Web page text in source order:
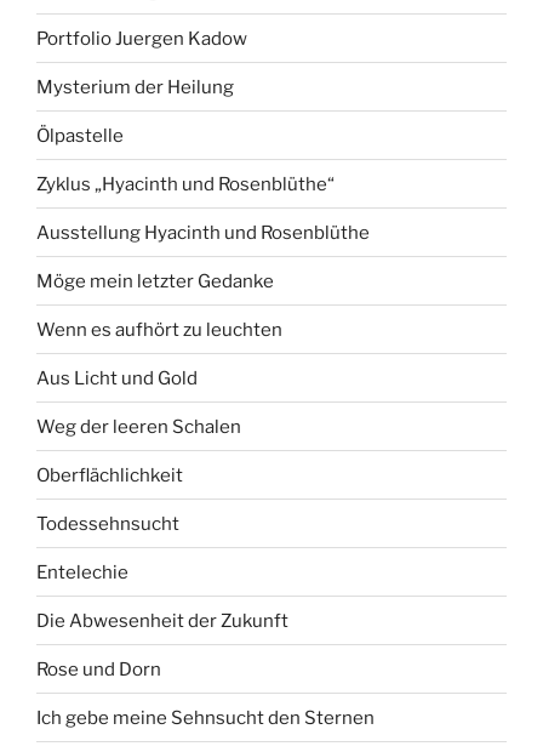
Portfolio Juergen Kadow
Mysterium der Heilung
Ölpastelle
Zyklus „Hyacinth und Rosenblüthe“
Ausstellung Hyacinth und Rosenblüthe
Möge mein letzter Gedanke
Wenn es aufhört zu leuchten
Aus Licht und Gold
Weg der leeren Schalen
Oberflächlichkeit
Todessehnsucht
Entelechie
Die Abwesenheit der Zukunft
Rose und Dorn
Ich gebe meine Sehnsucht den Sternen